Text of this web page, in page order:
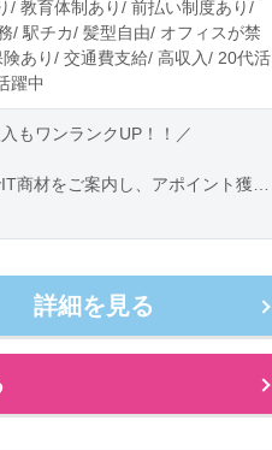
/ 教育体制あり/ 前払い制度あり/
/ 駅チカ/ 髪型自由/ オフィスが禁
あり/ 交通費支給/ 高収入/ 20代活
躍中
もワンランクUP！！／
商材をご案内し、アポイント獲得
事です。
詳細を見る